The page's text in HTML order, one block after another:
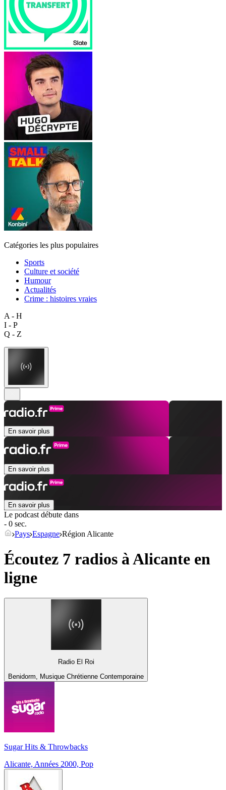
Catégories les plus populaires
Sports
Culture et société
Humour
Actualités
Crime : histoires vraies
A - H
I - P
Q - Z
En savoir plus
En savoir plus
En savoir plus
Le podcast débute dans
- 0 sec.
Pays Espagne Région Alicante
Écoutez 7 radios àAlicante en
ligne
Radio El Roi
Benidorm, Musique Chrétienne Contemporaine
Sugar Hits & Throwbacks
Alicante, Années 2000, Pop